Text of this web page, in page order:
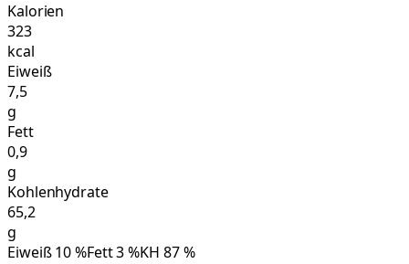
Kalorien
323
kcal
Eiweiß
7,5
g
Fett
0,9
g
Kohlenhydrate
65,2
g
Eiweiß10%Fett3%KH 87%